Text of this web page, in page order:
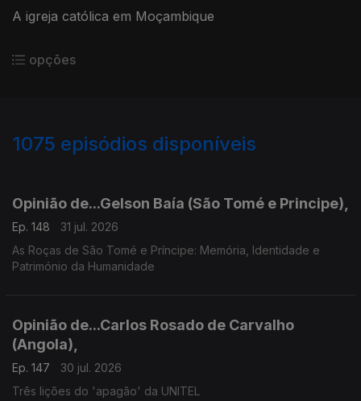
A igreja católica em Moçambique
opções
1075 episódios disponíveis
Opinião de...Gelson Baía (São Tomé e Principe),
Ep. 148
31 jul. 2026
As Roças de São Tomé e Príncipe: Memória, Identidade e
Património da Humanidade
Opinião de...Carlos Rosado de Carvalho
(Angola),
Ep. 147
30 jul. 2026
Três lições do 'apagão' da UNITEL